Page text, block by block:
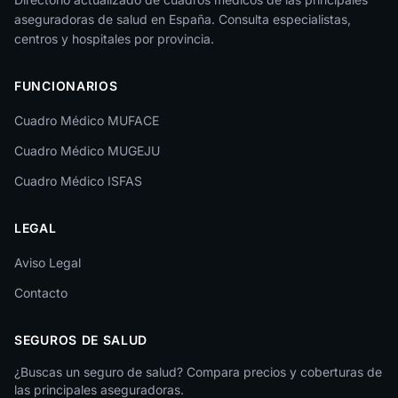
La Rioja
León
Lleida
Lugo
Málaga
Melilla
Murcia
aseguradoras de salud en España. Consulta especialistas,
centros y hospitales por provincia.
FUNCIONARIOS
Cuadro Médico MUFACE
Cuadro Médico MUGEJU
Cuadro Médico ISFAS
LEGAL
Aviso Legal
Contacto
SEGUROS DE SALUD
¿Buscas un seguro de salud? Compara precios y coberturas de
las principales aseguradoras.